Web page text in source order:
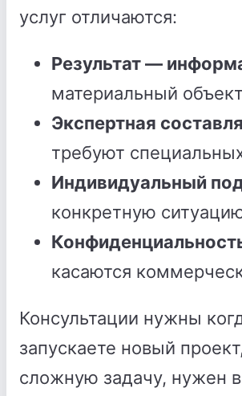
услуг отличаются:
Результат —
материальный объект
Экспертная
требуют
Индивидуальный
конкретную
касаются
Консультации нужны
запускаете новый
сложную задачу, нужен